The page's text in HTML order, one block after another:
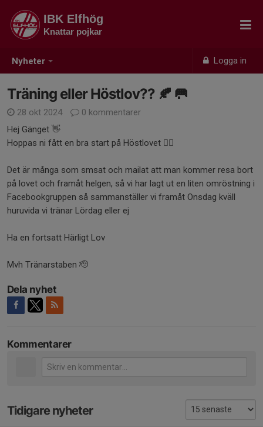
Nyheter Logga in
IBK Elfhög
Knattar pojkar
Träning eller Höstlov?? 🍂 🥅
28 okt 2024
0 kommentarer
Hej Gänget 👋
Hoppas ni fått en bra start på Höstlovet 🤸‍♂️
Det är många som smsat och mailat att man kommer resa bort
på lovet och framåt helgen, så vi har lagt ut en liten omröstning i
Facebookgruppen så sammanställer vi framåt Onsdag kväll
huruvida vi tränar Lördag eller ej
Ha en fortsatt Härligt Lov
Mvh Tränarstaben 🫡
Dela nyhet
Kommentarer
Tidigare nyheter